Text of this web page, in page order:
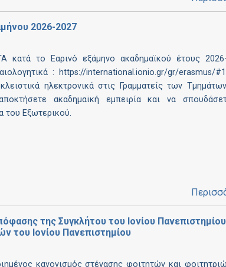
2026-2027
κατά το Εαρινό εξάμηνο ακαδημαϊκού έτους
: https://international.ionio.gr/gr/erasmus/
ηλεκτρονικά στις Γραμματείς των
ακαδημαϊκή εμπειρία και να
του Εξωτερικού.
της Συγκλήτου του Ιονίου
του Ιονίου Πανεπιστημίου
κανονισμός στέγασης φοιτητών και